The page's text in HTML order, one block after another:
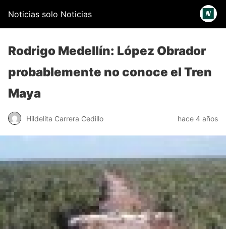
Noticias solo Noticias
Rodrigo Medellín: López Obrador
probablemente no conoce el Tren
Maya
Hildelita Carrera Cedillo hace 4 años